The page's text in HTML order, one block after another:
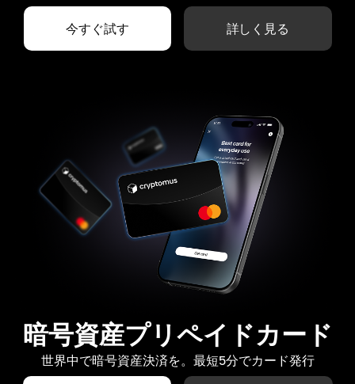
今すぐ試す 詳しく見る
暗号資産プリペイドカード
世界中で暗号資産決済を。最短5分でカード発行